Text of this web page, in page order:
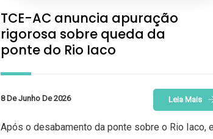
TCE-AC anuncia apuração
rigorosa sobre queda da
ponte do Rio Iaco
8 De Junho De 2026 Leia Mais
Após o desabamento da ponte sobre o Rio Iaco,